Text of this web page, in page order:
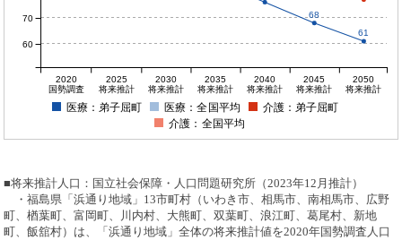
68
61
2020
国勢調査
2025
将来推計
2030
将来推計
2035
将来推計
2040
将来推計
2045
将来推計
2050
将来推計
60
70
医療：弟子屈町 医療：全国平均
介護：弟子屈町
介護：全国平均
■将来推計人口：国立社会保障・人口問題研究所（2023年12月推計）
・福島県「浜通り地域」13市町村（いわき市、相馬市、南相馬市、広野
町、楢葉町、富岡町、川内村、大熊町、双葉町、浪江町、葛尾村、新地
町、飯舘村）は、「浜通り地域」全体の将来推計値を2020年国勢調査人口